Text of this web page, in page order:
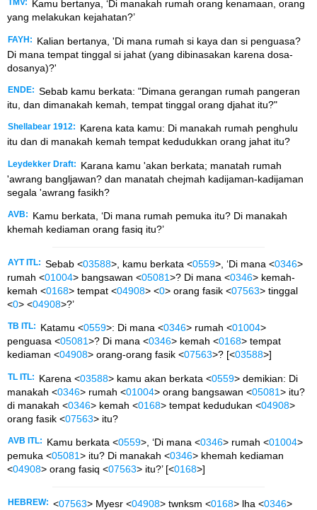
TMV:
Kamu bertanya, ‘Di manakah rumah orang kenamaan, orang
yang melakukan kejahatan?’
FAYH:
Kalian bertanya, 'Di mana rumah si kaya dan si penguasa?
Di mana tempat tinggal si jahat (yang dibinasakan karena dosa-
dosanya)?'
ENDE: Sebab kamu berkata: "Dimana gerangan rumah pangeran
itu, dan dimanakah kemah, tempat tinggal orang djahat itu?"
Shellabear 1912:
Karena kata kamu: Di manakah rumah penghulu
itu dan di manakah kemah tempat kedudukkan orang jahat itu?
Leydekker Draft:
Karana kamu 'akan berkata; manatah rumah
'awrang bangljawan? dan manatah chejmah kadijaman-kadijaman
segala 'awrang fasikh?
AVB:
Kamu berkata, ‘Di mana rumah pemuka itu? Di manakah
khemah kediaman orang fasiq itu?’
AYT ITL: Sebab <03588>, kamu berkata <0559>, ‘Di mana <0346>
rumah <01004> bangsawan <05081>? Di mana <0346> kemah-
kemah <0168> tempat <04908> <0> orang fasik <07563> tinggal
<0> <04908>?’
TB ITL: Katamu <0559>: Di mana <0346> rumah <01004>
penguasa <05081>? Di mana <0346> kemah <0168> tempat
kediaman <04908> orang-orang fasik <07563>? [<03588>]
TL ITL: Karena <03588> kamu akan berkata <0559> demikian: Di
manakah <0346> rumah <01004> orang bangsawan <05081> itu?
di manakah <0346> kemah <0168> tempat kedudukan <04908>
orang fasik <07563> itu?
AVB ITL: Kamu berkata <0559>, ‘Di mana <0346> rumah <01004>
pemuka <05081> itu? Di manakah <0346> khemah kediaman
<04908> orang fasiq <07563> itu?’ [<0168>]
HEBREW: <07563> Myesr <04908> twnksm <0168> lha <0346>